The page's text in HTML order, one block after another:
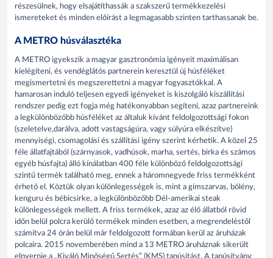
részesülnek, hogy elsajátíthassák a szakszerű termékkezelési
ismereteket és minden előírást a legmagasabb szinten tarthassanak be.
A METRO húsválasztéka
A METRO igyekszik a magyar gasztronómia igényeit maximálisan
kielégíteni, és vendéglátós partnerein keresztül új húsféléket
megismertetni és megszerettetni a magyar fogyasztókkal. A
hamarosan induló teljesen egyedi igényeket is kiszolgáló kiszállítási
rendszer pedig ezt fogja még hatékonyabban segíteni, azaz partnereink
a legkülönbözőbb húsféléket az általuk kívánt feldolgozottsági fokon
(szeletelve,darálva, adott vastagságúra, vagy súlyúra elkészítve)
mennyiségi, csomagolási és szállítási igény szerint kérhetik. A közel 25
féle állatfajtából (szárnyasok, vadhúsok, marha, sertés, birka és számos
egyéb húsfajta) álló kínálatban 400 féle különböző feldolgozottsági
szintű termék található meg, ennek a háromnegyede friss termékként
érhető el. Köztük olyan különlegességek is, mint a gímszarvas, bölény,
kenguru és bébicsirke, a legkülönbözőbb Dél-amerikai steak
különlegességek mellett. A friss termékek, azaz az élő állatból rövid
időn belül polcra kerülő termékek minden esetben, a megrendeléstől
számítva 24 órán belül már feldolgozott formában kerül az áruházak
polcaira. 2015 novemberében mind a 13 METRO áruháznak sikerült